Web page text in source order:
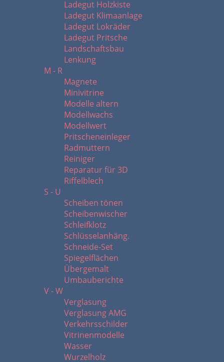
Ladegut Holzkiste
Ladegut Klimaanlage
Ladegut Lokräder
Ladegut Pritsche
Landschaftsbau
Lenkung
M - R
Magnete
Minivitrine
Modelle altern
Modellwachs
Modellwert
Pritscheneinleger
Radmuttern
Reiniger
Reparatur für 3D
Riffelblech
S - U
Scheiben tönen
Scheibenwischer
Schleifklotz
Schlüsselanhäng.
Schneide-Set
Spiegelflächen
Übergemalt
Umbauberichte
V - W
Verglasung
Verglasung AMG
Verkehrsschilder
Vitrinenmodelle
Wasser
Wurzelholz